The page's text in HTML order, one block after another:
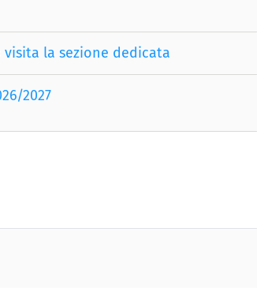
visita la sezione dedicata
2027